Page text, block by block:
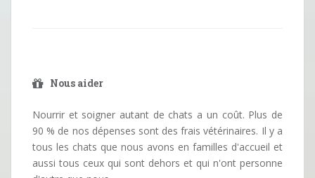
Nous aider
Nourrir et soigner autant de chats a un coût. Plus de
90 % de nos dépenses sont des frais vétérinaires. Il y a
tous les chats que nous avons en familles d'accueil et
aussi tous ceux qui sont dehors et qui n'ont personne